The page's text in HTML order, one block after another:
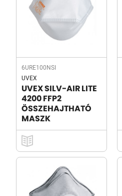
6URE100NSI
UVEX
UVEX SILV-AIR LITE
4200 FFP2
ÖSSZEHAJTHATÓ
MASZK